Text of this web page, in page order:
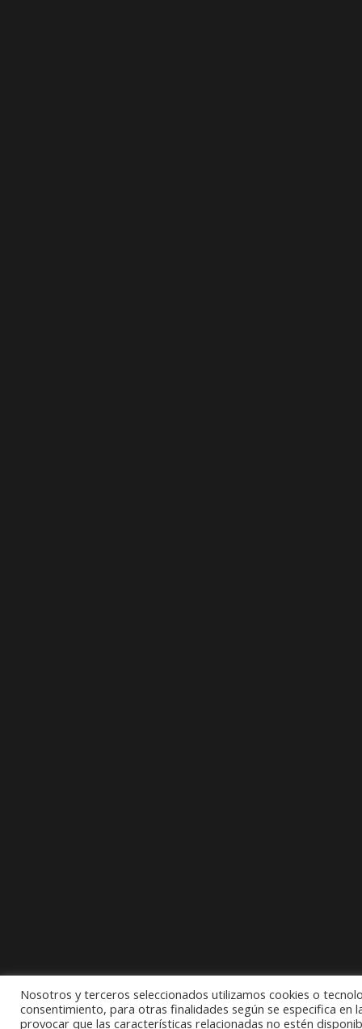
Nosotros y terceros seleccionados utilizamos cookies o
consentimiento, para otras finalidades según se especifica en
provocar que las características relacionadas no estén